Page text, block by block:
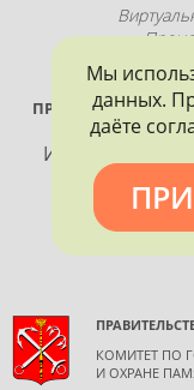
ПРОЕКТ
допускается
КОМИТЕТ ПО
И ОХРАНЕ
Мы
данных.
даёте